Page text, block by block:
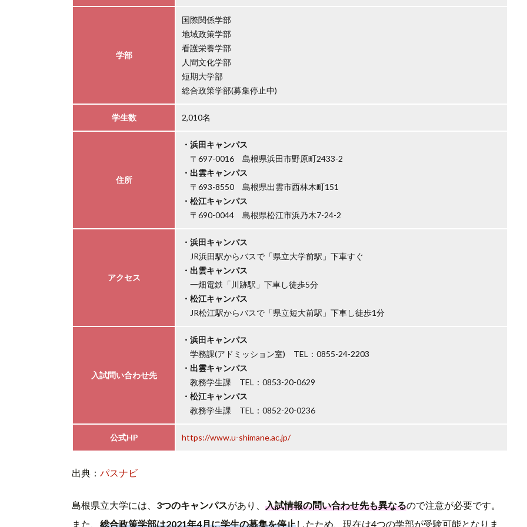
学部
国際関係学部
地域政策学部
看護栄養学部
人間文化学部
短期大学部
総合政策学部(募集停止中)
学生数 2,010名
住所
・浜田キャンパス
〒697-0016 島根県浜田市野原町2433-2
・出雲キャンパス
〒693-8550 島根県出雲市西林木町151
・松江キャンパス
〒690-0044 島根県松江市浜乃木7-24-2
アクセス
・浜田キャンパス
JR浜田駅からバスで「県立大学前駅」下車すぐ
・出雲キャンパス
一畑電鉄「川跡駅」下車し徒歩5分
・松江キャンパス
JR松江駅からバスで「県立短大前駅」下車し徒歩1分
入試問い合わせ先
・浜田キャンパス
学務課(アドミッション室) TEL：0855-24-2203
・出雲キャンパス
教務学生課 TEL：0853-20-0629
・松江キャンパス
教務学生課 TEL：0852-20-0236
公式HP https://www.u-shimane.ac.jp/
出典： パスナビ
島根県立大学には、 3つのキャンパスがあり、 入試情報の問い合わせ先も異なるので注意が必要です。
また、 総合政策学部は2021年4月に学生の募集を停止したため、現在は4つの学部が受験可能となりま